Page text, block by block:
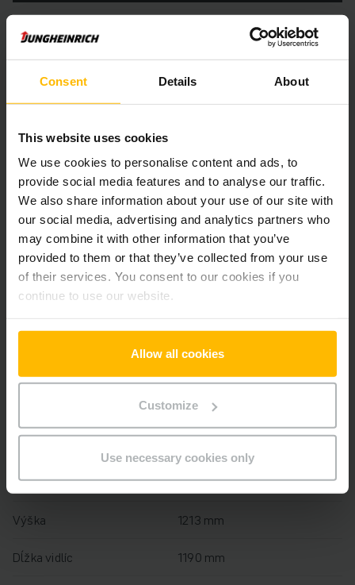
Consent Details About
This website uses cookies
We use cookies to personalise content and ads, to
provide social media features and to analyse our traffic.
We also share information about your use of our site with
our social media, advertising and analytics partners who
may combine it with other information that you’ve
provided to them or that they’ve collected from your use
of their services. You consent to our cookies if you
continue to use our website.
Allow all cookies
Customize
Use necessary cookies only
Informácie o výrobku
Nasledujúca časť poskytuje komplexný prehľad technických
špecifikácií a vybavenia vozidla.
Technické údaje
Batéria
Oloveno-kyselinová, 24 V /
250 Ah
Nabíjač
Battery Refurbishment Year 2025
Rok
2050 mm
Prevádzkové hodiny 3459 h
Výška 1213 mm
Dĺžka vidlíc 1190 mm